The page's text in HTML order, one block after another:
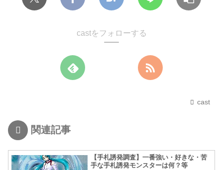
castをフォローする
cast
関連記事
【手札誘発調査】一番強い・好きな・苦
手な手札誘発モンスターは何？等